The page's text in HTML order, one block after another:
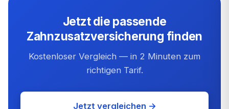
Jetzt die passende
Zahnzusatzversicherung finden
Kostenloser Vergleich — in 2 Minuten zum
richtigen Tarif.
Jetzt vergleichen →